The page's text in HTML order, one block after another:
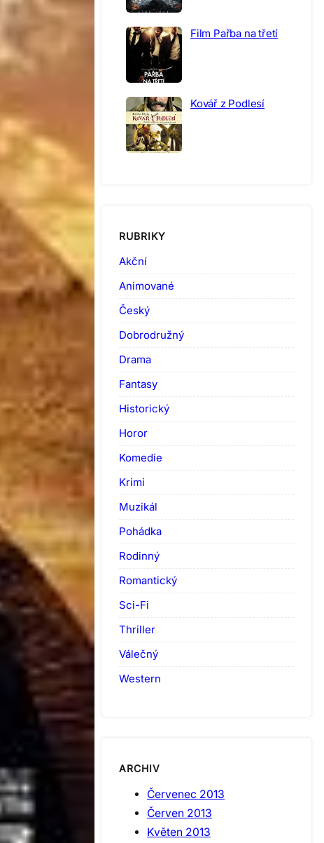
Film Pařba na třetí
Kovář z Podlesí
RUBRIKY
Akční
Animované
Český
Dobrodružný
Drama
Fantasy
Historický
Horor
Komedie
Krimi
Muzikál
Pohádka
Rodinný
Romantický
Sci-Fi
Thriller
Válečný
Western
ARCHIV
Červenec 2013
Červen 2013
Květen 2013